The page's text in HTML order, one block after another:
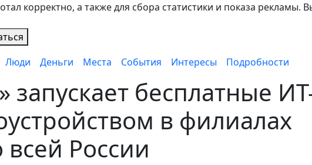
корректно, а также для сбора статистики и показа рекламы.
Люди Деньги Места События Интересы Подробности
запускает бесплатные
в филиалах
России